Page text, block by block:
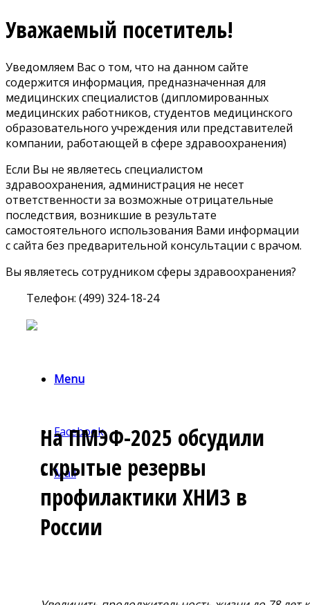
Уважаемый посетитель!
Уведомляем Вас о том, что на данном сайте
содержится информация, предназначенная для
медицинских специалистов (дипломированных
медицинских работников, студентов медицинского
образовательного учреждения или представителей
компании, работающей в сфере здравоохранения)
Если Вы не являетесь специалистом
здравоохранения, администрация не несет
ответственности за возможные отрицательные
последствия, возникшие в результате
самостоятельного использования Вами информации
с сайта без предварительной консультации с врачом.
Вы являетесь сотрудником сферы здравоохранения?
Телефон: (499) 324-18-24
Menu
Facebook
Mail
На ПМЭФ-2025 обсудили
скрытые резервы
профилактики ХНИЗ в
России